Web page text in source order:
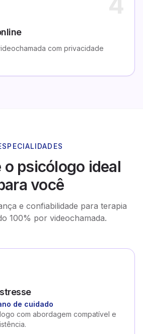
com privacidade
o psicólogo ideal
você
e confiabilidade para terapia
100% por videochamada.
de cuidado
com abordagem compatível e